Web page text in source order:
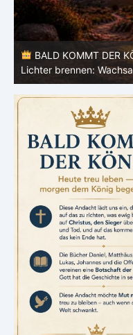
BALD KOMMT DER
Lichter brennen: